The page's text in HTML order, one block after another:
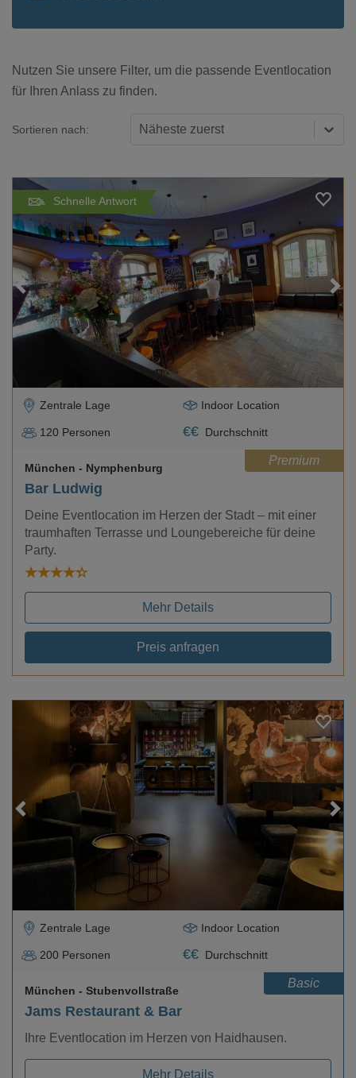
Nutzen Sie unsere Filter, um die passende Eventlocation
für Ihren Anlass zu finden.
Sortieren nach: Näheste zuerst
Schnelle Antwort
Loading...
Zentrale Lage Indoor Location
120 Personen €€ Durchschnitt
Premium
Bar Ludwig
München - Nymphenburg
Deine Eventlocation im Herzen der Stadt – mit einer
traumhaften Terrasse und Loungebereiche für deine
Party.
Mehr Details
Preis anfragen
Zentrale Lage Indoor Location
200 Personen €€ Durchschnitt
Basic
Jams Restaurant & Bar
München - Stubenvollstraße
Ihre Eventlocation im Herzen von Haidhausen.
Mehr Details